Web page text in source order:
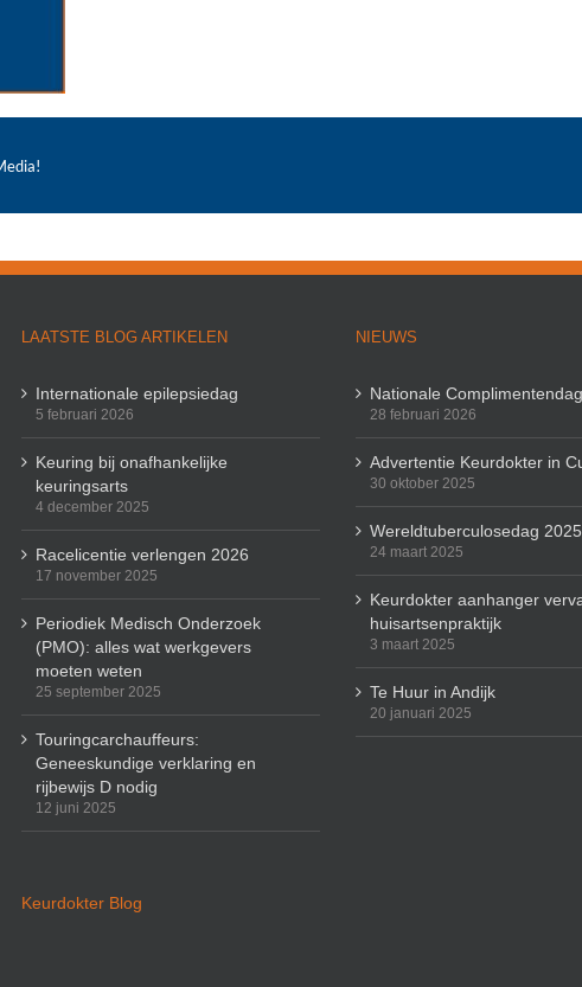
LAATSTE BLOG ARTIKELEN
Internationale epilepsiedag
5 februari 2026
Keuring bij onafhankelijke
keuringsarts
4 december 2025
Racelicentie verlengen 2026
17 november 2025
Periodiek Medisch Onderzoek
(PMO): alles wat werkgevers
moeten weten
25 september 2025
Touringcarchauffeurs:
Geneeskundige verklaring en
rijbewijs D nodig
12 juni 2025
Keurdokter Blog
NIEUWS
Nationale Complimentendag
28 februari 2026
Advertentie Keurdokter in
30 oktober 2025
Wereldtuberculosedag 2025
24 maart 2025
Keurdokter aanhanger
huisartsenpraktijk
3 maart 2025
Te Huur in Andijk
20 januari 2025